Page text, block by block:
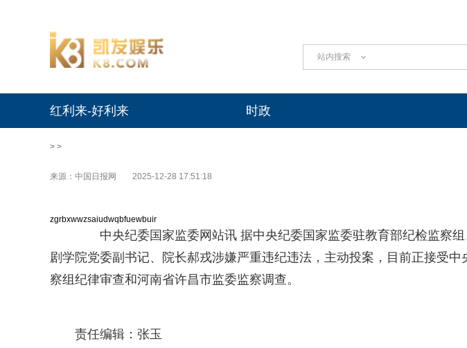
站内搜索
红利来-好利来 时政
> >
来源：中国日报网 2025-12-28 17:51:18
zgrbxwwzsaiudwqbfuewbuir
中央纪委国家监委网站讯 据中央纪委国家监委驻教育部纪检监察组
剧学院党委副书记、院长郝戎涉嫌严重违纪违法，主动投案，目前正接受
察组纪律审查和河南省许昌市监委监察调查。
责任编辑：张玉